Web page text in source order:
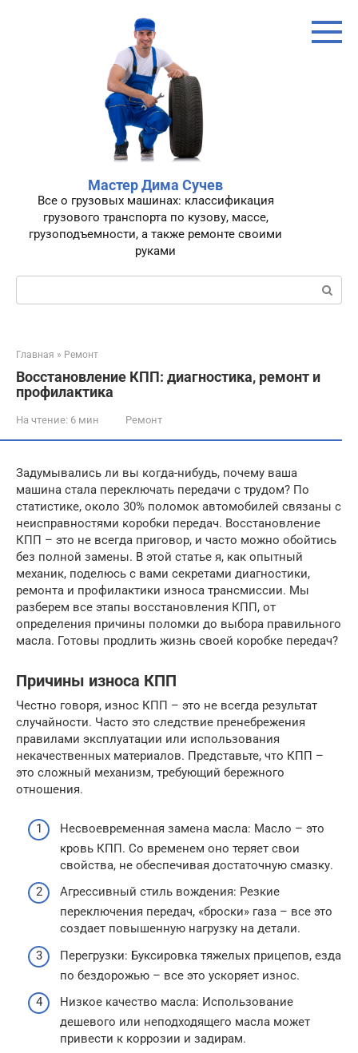
Мастер Дима Сучев
Все о грузовых машинах: классификация
грузового транспорта по кузову, массе,
грузоподъемности, а также ремонте своими
руками
Поиск:
Главная » Ремонт
Восстановление КПП: диагностика, ремонт и
профилактика
На чтение: 6 мин Ремонт
Задумывались ли вы когда-нибудь, почему ваша
машина стала переключать передачи с трудом? По
статистике, около 30% поломок автомобилей связаны с
неисправностями коробки передач. Восстановление
КПП – это не всегда приговор, и часто можно обойтись
без полной замены. В этой статье я, как опытный
механик, поделюсь с вами секретами диагностики,
ремонта и профилактики износа трансмиссии. Мы
разберем все этапы восстановления КПП, от
определения причины поломки до выбора правильного
масла. Готовы продлить жизнь своей коробке передач?
Причины износа КПП
Честно говоря, износ КПП – это не всегда результат
случайности. Часто это следствие пренебрежения
правилами эксплуатации или использования
некачественных материалов. Представьте, что КПП –
это сложный механизм, требующий бережного
отношения.
Несвоевременная замена масла: Масло – это
кровь КПП. Со временем оно теряет свои
свойства, не обеспечивая достаточную смазку.
Агрессивный стиль вождения: Резкие
переключения передач, «броски» газа – все это
создает повышенную нагрузку на детали.
Перегрузки: Буксировка тяжелых прицепов, езда
по бездорожью – все это ускоряет износ.
Низкое качество масла: Использование
дешевого или неподходящего масла может
привести к коррозии и задирам.